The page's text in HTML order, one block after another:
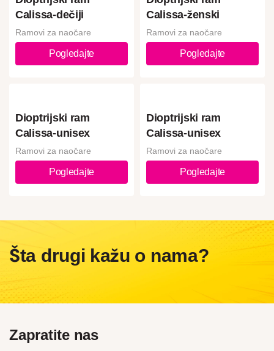
Calissa-dečiji
Ramovi za naočare
Pogledajte
Calissa-ženski
Ramovi za naočare
Pogledajte
Dioptrijski ram
Calissa-unisex
Ramovi za naočare
Pogledajte
Dioptrijski ram
Calissa-unisex
Ramovi za naočare
Pogledajte
Šta drugi kažu o nama?
Zapratite nas